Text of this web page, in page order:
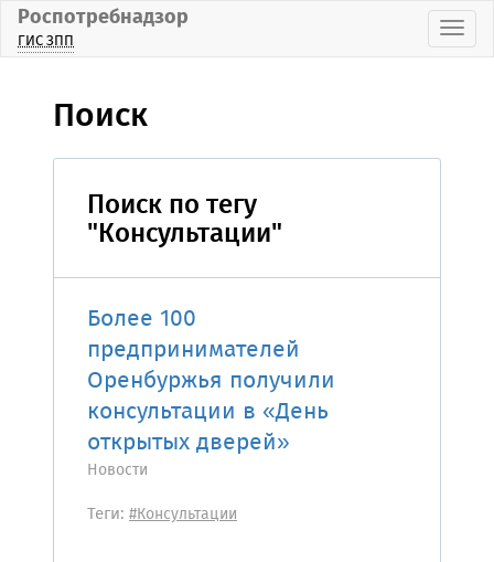
Роспотребнадзор
ГИС ЗПП
Поиск
Поиск по тегу
"Консультации"
Более 100
предпринимателей
Оренбуржья получили
консультации в «День
открытых дверей»
Новости
Теги: #Консультации